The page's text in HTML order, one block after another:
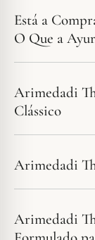
Está a
O Que a
Arimedadi
Clássico
Arimedadi
Arimedadi